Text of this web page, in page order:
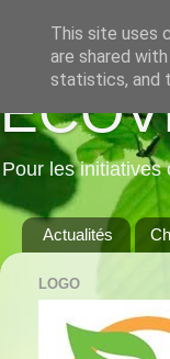
Pour les initiatives
Actualités
LOGO
This site uses
are shared
statistics, and